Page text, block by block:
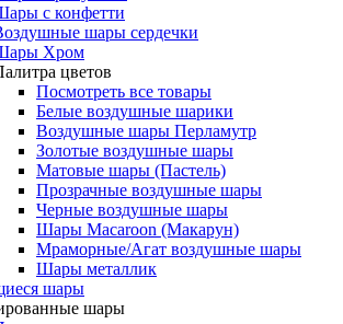
с конфетти
шары сердечки
Хром
цветов
Посмотреть все товары
Белые воздушные шарики
Воздушные шары Перламутр
Золотые воздушные шары
Матовые шары (Пастель)
Прозрачные воздушные шары
Черные воздушные шары
Шары Macaroon (Макарун)
Мраморные/Агат воздушные шары
Шары металлик
шары
шары